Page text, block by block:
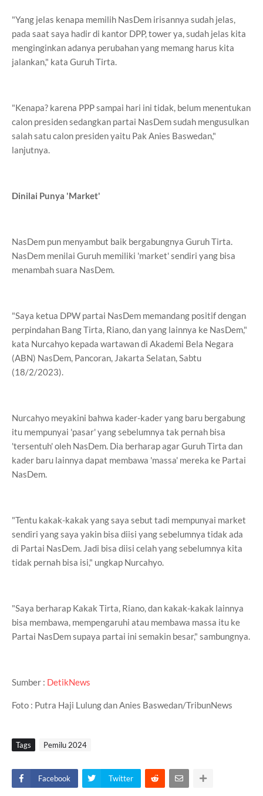
"Yang jelas kenapa memilih NasDem irisannya sudah jelas,
pada saat saya hadir di kantor DPP, tower ya, sudah jelas kita
menginginkan adanya perubahan yang memang harus kita
jalankan," kata Guruh Tirta.
"Kenapa? karena PPP sampai hari ini tidak, belum menentukan
calon presiden sedangkan partai NasDem sudah mengusulkan
salah satu calon presiden yaitu Pak Anies Baswedan,"
lanjutnya.
Dinilai Punya 'Market'
NasDem pun menyambut baik bergabungnya Guruh Tirta.
NasDem menilai Guruh memiliki 'market' sendiri yang bisa
menambah suara NasDem.
"Saya ketua DPW partai NasDem memandang positif dengan
perpindahan Bang Tirta, Riano, dan yang lainnya ke NasDem,"
kata Nurcahyo kepada wartawan di Akademi Bela Negara
(ABN) NasDem, Pancoran, Jakarta Selatan, Sabtu
(18/2/2023).
Nurcahyo meyakini bahwa kader-kader yang baru bergabung
itu mempunyai 'pasar' yang sebelumnya tak pernah bisa
'tersentuh' oleh NasDem. Dia berharap agar Guruh Tirta dan
kader baru lainnya dapat membawa 'massa' mereka ke Partai
NasDem.
"Tentu kakak-kakak yang saya sebut tadi mempunyai market
sendiri yang saya yakin bisa diisi yang sebelumnya tidak ada
di Partai NasDem. Jadi bisa diisi celah yang sebelumnya kita
tidak pernah bisa isi," ungkap Nurcahyo.
"Saya berharap Kakak Tirta, Riano, dan kakak-kakak lainnya
bisa membawa, mempengaruhi atau membawa massa itu ke
Partai NasDem supaya partai ini semakin besar," sambungnya.
Sumber : DetikNews
Foto : Putra Haji Lulung dan Anies Baswedan/TribunNews
Tags Pemilu 2024
Facebook Twitter